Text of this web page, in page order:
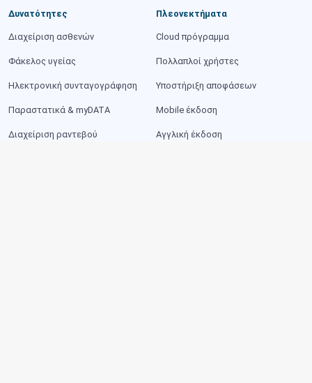
Δυνατότητες
Διαχείριση ασθενών
Φάκελος υγείας
Ηλεκτρονική συνταγογράφηση
Παραστατικά & myDATA
Διαχείριση ραντεβού
Πλεονεκτήματα
Cloud πρόγραμμα
Πολλαπλοί χρήστες
Υποστήριξη αποφάσεων
Mobile έκδοση
Αγγλική έκδοση